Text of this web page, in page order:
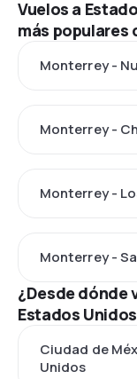
Vuelos a
más populares
Monterrey -
Monterrey -
Monterrey -
Monterrey -
¿Desde dónde
Estados
Ciudad de
Unidos